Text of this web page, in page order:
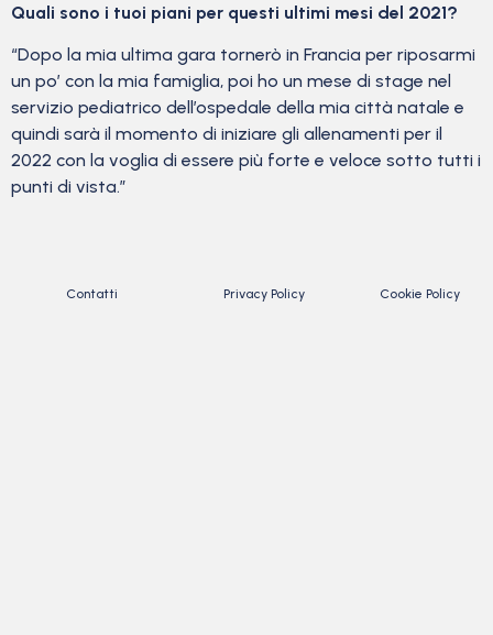
Quali sono i tuoi piani per questi ultimi mesi del 2021?
“Dopo la mia ultima gara tornerò in Francia per riposarmi
un po’ con la mia famiglia, poi ho un mese di stage nel
servizio pediatrico dell’ospedale della mia città natale e
quindi sarà il momento di iniziare gli allenamenti per il
2022 con la voglia di essere più forte e veloce sotto tutti i
punti di vista.”
Contatti Privacy Policy Cookie Policy